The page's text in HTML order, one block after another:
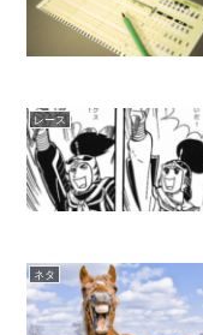
レース
ネタ